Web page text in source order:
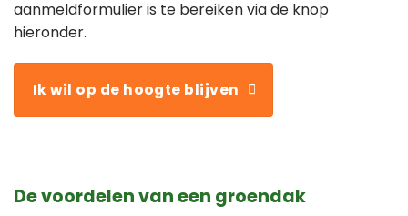
aanmeldformulier is te bereiken via de knop
hieronder.
Ik wil op de hoogte blijven
De voordelen van een groendak